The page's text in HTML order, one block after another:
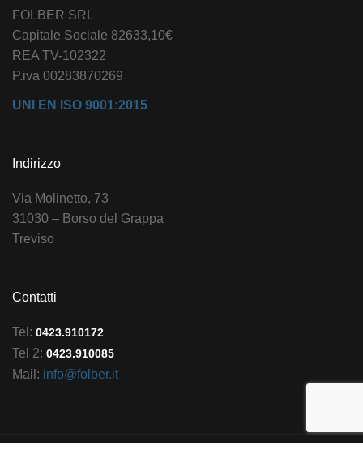
FOLBER SRL
Capitale Sociale 82633,10€
REA TV-102322
P.iva 00283870269
UNI EN ISO 9001:2015
Indirizzo
Via Molinetto, 73
31030 – Borso del Grappa
Treviso
Contatti
Tel: 0423.910172
Tel 2: 0423.910085
Mail: info@folber.it